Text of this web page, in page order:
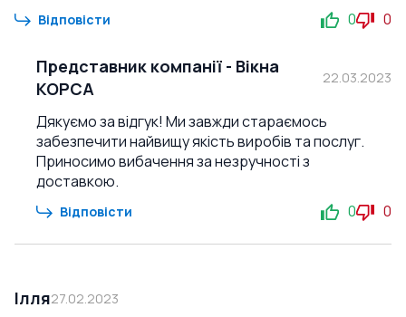
Відповісти 0 0
Представник компанії - Вікна
КОРСА
22.03.2023
Дякуємо за відгук! Ми завжди стараємось
забезпечити найвищу якість виробів та послуг.
Приносимо вибачення за незручності з
доставкою.
Відповісти 0 0
Ілля27.02.2023